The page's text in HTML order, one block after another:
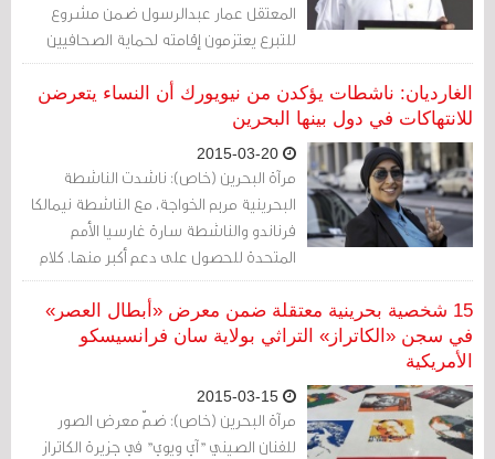
المعتقل عمار عبدالرسول ضمن مشروع
للتبرع يعتزمون إقامته لحماية الصحافيين
والتوعية بالمخاطر التي يواجهونها.
الغارديان: ناشطات يؤكدن من نيويورك أن النساء يتعرضن
للانتهاكات في دول بينها البحرين
مرآة البحرين (خاص): ناشدت الناشطة
البحرينية مريم الخواجة، مع الناشطة نيمالكا
فرناندو والناشطة سارة غارسيا الأمم
المتحدة للحصول على دعم أكبر منها. كلام
الخواجة جاء خلال مشاركتها في لقاء نُظّم في
نيويورك، وقد نظمته سيفيكوس، وهي
شبكة مدنية عالمية، تستضيف هذا العام
15 شخصية بحرينية معتقلة ضمن معرض «أبطال العصر»
في سجن «الكاتراز» التراثي بولاية سان فرانسيسكو
الأمريكية
مرآة البحرين (خاص): ضمّ معرض الصور
للفنان الصيني "آي ويوي" في جزيرة الكاتراز